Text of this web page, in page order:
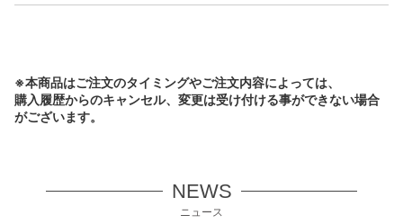
※本商品はご注文のタイミングやご注文内容によっては、
購入履歴からのキャンセル、変更は受け付ける事ができない場合
がございます。
NEWS
ニュース